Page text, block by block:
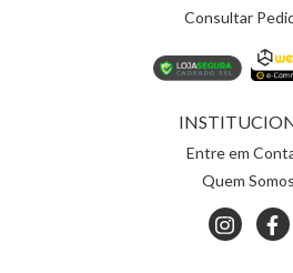
Consultar
Entre em
Quem Somos